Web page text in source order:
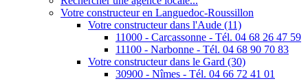
Votre constructeur en Languedoc-Roussillon
Votre constructeur dans l'Aude (11)
11000 - Carcassonne - Tél. 04 68 26 47 59
11100 - Narbonne - Tél. 04 68 90 70 83
Votre constructeur dans le Gard (30)
30900 - Nîmes - Tél. 04 66 72 41 01